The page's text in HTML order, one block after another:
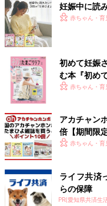
妊娠中に読
赤ちゃん・育
初めて妊娠
む本『初め
赤ちゃん・育
アカチャン
倍【期間限定
赤ちゃん・育
ライフ共済
らの保障
PR(愛知県共済生